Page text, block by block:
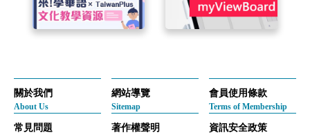
關於我們
About Us
網站導覽
Sitemap
會員使用條款
Terms of Membership
常見問題 著作權聲明 資訊安全政策